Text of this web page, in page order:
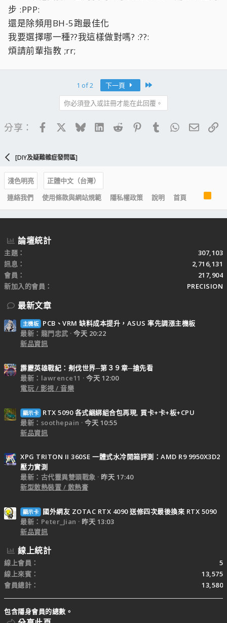
步 :PPP:
還是除頻用BH-5跑最佳化
我要選擇哪一種??我這樣做對嗎? :??:
煩請前輩指教 ;rr;
1 of 2 下一頁
你必須登入或註冊才能在此回覆。
分享： FacebookBlueskyLinkedIn
Reddit PinterestTumblrWhatsApp
電子
[DIY及疑難雜症發問區]
淺色明亮
正體中文（台灣）
連絡我們
使用條款與網站規範 隱私權政策 說明 首頁
R
S
S
論壇統計
主題
307,103
訊息
2,716,131
會員
217,904
新加入的會員
PRECISION
最新文章
主機板
PCB、VRM 缺料成本提升，ASUS 率先調漲主機板
最新：龍門忠武
今天 20:22
新品資訊
霹靂英雄戰紀：刜伐世界─第３９章─搶先看
最新：lawrence11
今天 12:00
電玩 / 影視 / 音樂
顯示卡
RTX 5090 各式綑綁組合包再現, 買卡+卡+板+CPU
最新：soothepain
今天 10:55
新品資訊
XPG TRITON II 360SE 一體式水冷開箱評測：AMD R9 9950X3D2
壓力實測
最新：古代靈異雙頭戰象
昨天 17:40
新型散熱裝置 / 散熱膏
顯示卡
國外網友 ZOTAC RTX 4090 送修四次最後換來 RTX 5090
最新：Peter_Jian
昨天 13:03
新品資訊
線上統計
線上會員
5
線上來賓
13,575
會員總計
13,580
包含隱身會員的總數。